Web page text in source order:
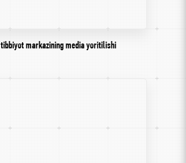
markazining media yoritilishi